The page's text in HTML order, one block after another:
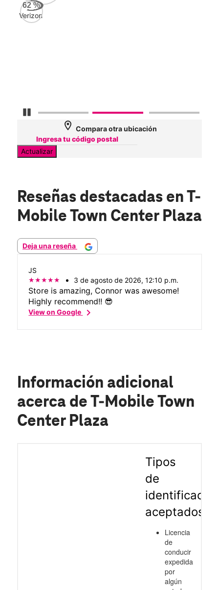
Detener carrusel
62%
Verizon
location_on Compara otra ubicación
Actualizar
Reseñas destacadas en T-
Mobile Town Center Plaza
Deja una reseña
JS
3 de agosto de 2026, 12:10 p.m.
Store is amazing, Connor was awesome!
Highly recommend!! 😎
View on Googlechevron_right
Información adicional
acerca de T-Mobile Town
Center Plaza
Tipos
de
aceptados
Licencia
de
conducir
expedida
por
algún